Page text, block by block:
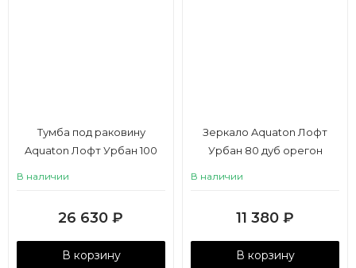
Тумба под раковину
Aquaton Лофт Урбан 100
В наличии
26 630 ₽
В корзину
Зеркало Aquaton Лофт
Урбан 80 дуб орегон
В наличии
11 380 ₽
В корзину